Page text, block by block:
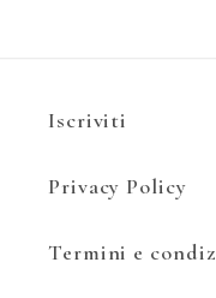
Iscriviti
Privacy Policy
Termini e